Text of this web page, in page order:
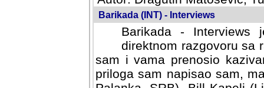
Barikada (INT) - Interviews
Barikada -
direktnom razgovoru sa
sam i vama prenosio
priloga sam napisao sam,